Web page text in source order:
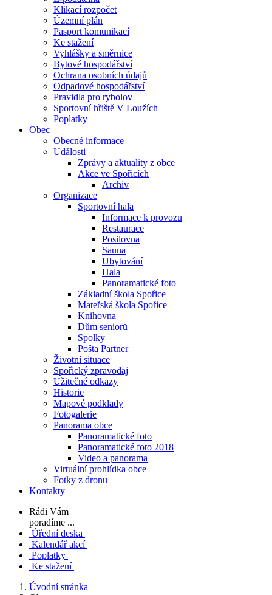
Klikací rozpočet
Územní plán
Pasport komunikací
Ke stažení
Vyhlášky a směrnice
Bytové hospodářství
Ochrana osobních údajů
Odpadové hospodářství
Pravidla pro rybolov
Sportovní hřiště V Loužích
Poplatky
Obec
Obecné informace
Události
Zprávy a aktuality z obce
Akce ve Spořicích
Archiv
Organizace
Sportovní hala
Informace k provozu
Restaurace
Posilovna
Sauna
Ubytování
Hala
Panoramatické foto
Základní škola Spořice
Mateřská škola Spořice
Knihovna
Dům seniorů
Spolky
Pošta Partner
Životní situace
Spořický zpravodaj
Užitečné odkazy
Historie
Mapové podklady
Fotogalerie
Panorama obce
Panoramatické foto
Panoramatické foto 2018
Video a panorama
Virtuální prohlídka obce
Fotky z dronu
Kontakty
Rádi Vám
poradíme ...
Úřední deska
Kalendář akcí
Poplatky
Ke stažení
Úvodní stránka